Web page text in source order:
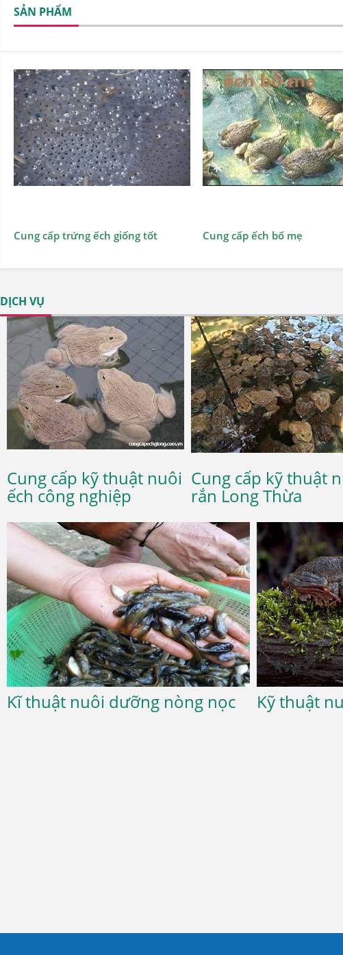
SẢN PHẨM
Cung cấp trứng ếch giống tốt
Xem chi tiết Cung cấp ếch bố mẹ
Xem chi tiết
DỊCH VỤ
Cung cấp kỹ thuật nuôi
ếch công nghiệp
Cung cấp kỹ thuật
rắn Long Thừa
Kĩ thuật nuôi dưỡng nòng nọc Kỹ thuật